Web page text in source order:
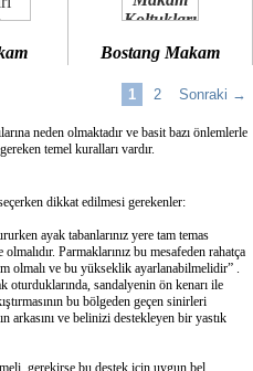
Bostang Makam
1 2 Sonraki →
neden olmaktadır ve basit bazı önlemlerle
temel kuralları vardır.
dikkat edilmesi gerekenler:
ayak tabanlarınız yere tam temas
Parmaklarınız bu mesafeden rahatça
olmalı ve bu yükseklik ayarlanabilmelidir” .
oturduklarında, sandalyenin ön kenarı ile
bu bölgeden geçen sinirleri
arkasını ve belinizi destekleyen bir yastık
gerekirse bu destek için uygun bel